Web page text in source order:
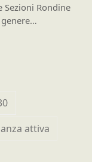
Sezioni Rondine
attiva